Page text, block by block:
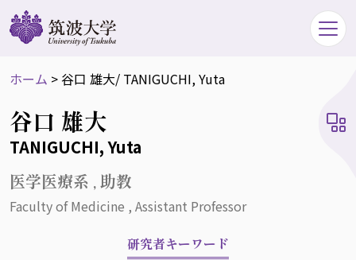
ホーム > 谷口 雄大/ TANIGUCHI, Yuta
谷口 雄大
TANIGUCHI, Yuta
医学医療系 , 助教
Faculty of Medicine , Assistant Professor
研究者キーワード